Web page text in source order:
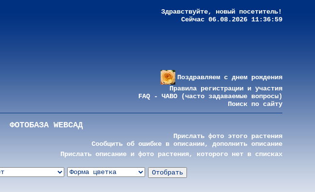
Здравствуйте, новый посетитель!
Сейчас 06.08.2026 11:36:59
Поздравляем с днем рождения
Правила регистрации и участия
FAQ - ЧАВО (часто задаваемые вопросы)
Поиск по сайту
ФОТОБАЗА WEBСАД
Прислать фото этого растения
Сообщить об ошибке в описании, дополнить описание
Прислать описание и фото растения, которого нет в списках